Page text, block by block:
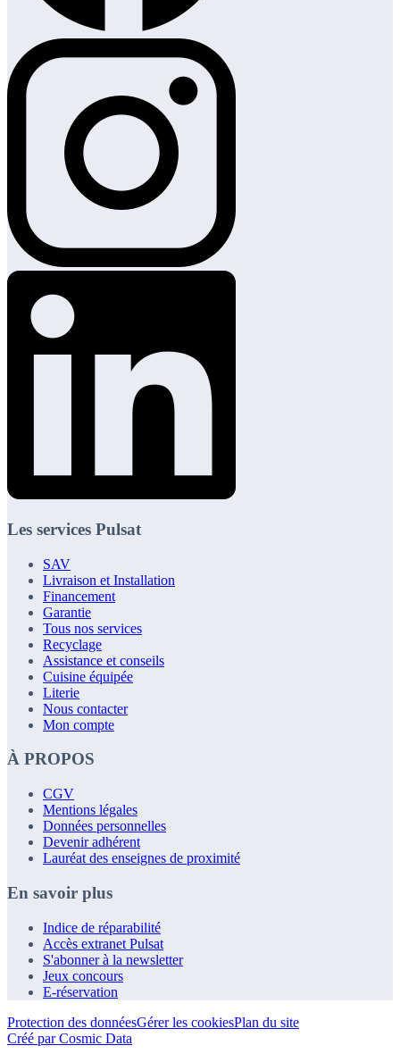
Les services Pulsat
SAV
Livraison et Installation
Financement
Garantie
Tous nos services
Recyclage
Assistance et conseils
Cuisine équipée
Literie
Nous contacter
Mon compte
À PROPOS
CGV
Mentions légales
Données personnelles
Devenir adhérent
Lauréat des enseignes de proximité
En savoir plus
Indice de réparabilité
Accès extranet Pulsat
S'abonner à la newsletter
Jeux concours
E-réservation
Protection des donnéesGérer les cookiesPlan du site
Créé par Cosmic Data